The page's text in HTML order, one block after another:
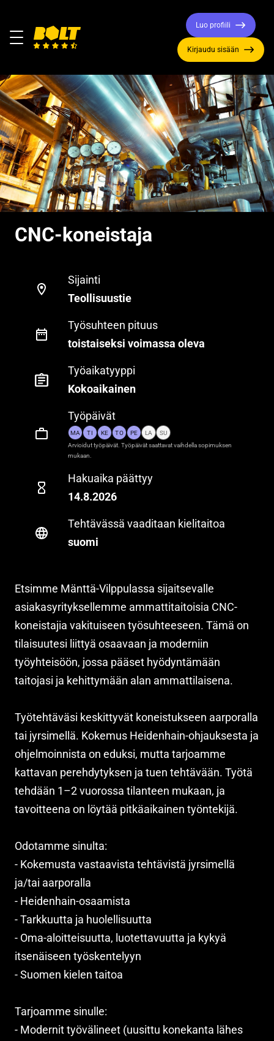
Valikko
etusivulle
Luo profiili
Kirjaudu sisään
CNC-koneistaja
Etsimme Mänttä-Vilppulassa sijaitsevalle
asiakasyrityksellemme ammattitaitoisia CNC-
koneistajia vakituiseen työsuhteeseen. Tämä on
tilaisuutesi liittyä osaavaan ja moderniin
työyhteisöön, jossa pääset hyödyntämään
taitojasi ja kehittymään alan ammattilaisena.
Työtehtäväsi keskittyvät koneistukseen aarporalla
tai jyrsimellä. Kokemus Heidenhain-ohjauksesta ja
ohjelmoinnista on eduksi, mutta tarjoamme
kattavan perehdytyksen ja tuen tehtävään. Työtä
tehdään 1–2 vuorossa tilanteen mukaan, ja
tavoitteena on löytää pitkäaikainen työntekijä.
Odotamme sinulta:
- Kokemusta vastaavista tehtävistä jyrsimellä
ja/tai aarporalla
- Heidenhain-osaamista
- Tarkkuutta ja huolellisuutta
- Oma-aloitteisuutta, luotettavuutta ja kykyä
itsenäiseen työskentelyyn
- Suomen kielen taitoa
Tarjoamme sinulle:
- Modernit työvälineet (uusittu konekanta lähes
Sijainti
Teollisuustie
Työsuhteen pituus
toistaiseksi voimassa oleva
Työaikatyyppi
Kokoaikainen
Työpäivät
MA TI KE TO PE LA
SU
Arvioidut työpäivät. Työpäivät saattavat vaihdella sopimuksen
mukaan.
Hakuaika päättyy
14.8.2026
Tehtävässä vaaditaan kielitaitoa
suomi